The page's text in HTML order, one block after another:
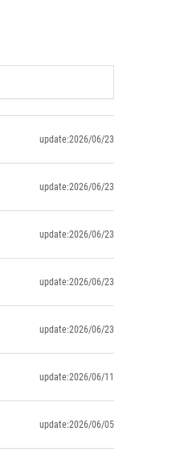
update:2026/06/23
update:2026/06/23
update:2026/06/23
update:2026/06/23
update:2026/06/23
update:2026/06/11
update:2026/06/05